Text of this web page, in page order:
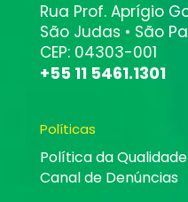
Rua Prof. Aprígio
São Judas • São
CEP: 04303-001
+55 11 5461.1301
Políticas
Política da Qualidade
Canal de Denúncias